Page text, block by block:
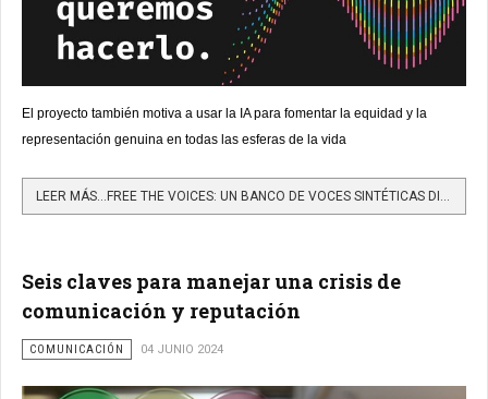
El proyecto también motiva a usar la IA para fomentar la equidad y la
representación genuina en todas las esferas de la vida
Seis claves para manejar una crisis de
comunicación y reputación
COMUNICACIÓN 04 JUNIO 2024